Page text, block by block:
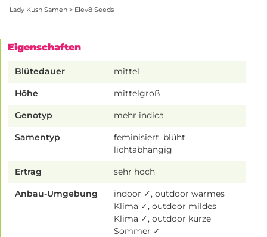
Lady Kush Samen > Elev8 Seeds
Eigenschaften
Blütedauer mittel
Höhe mittelgroß
Genotyp mehr indica
Samentyp
feminisiert, blüht
lichtabhängig
Ertrag sehr hoch
Anbau-Umgebung
indoor ✓, outdoor warmes
Klima ✓, outdoor mildes
Klima ✓, outdoor kurze
Sommer ✓